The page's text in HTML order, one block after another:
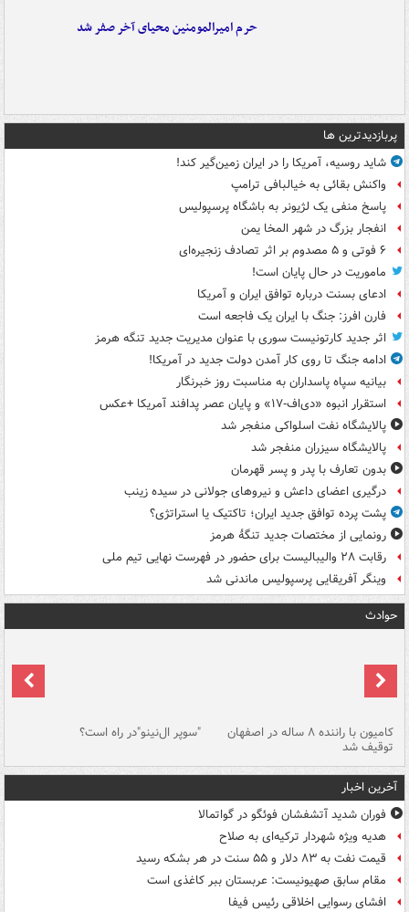
حرم امیرالمومنین محیای آخر صفر شد
پربازدیدترین ها
شاید روسیه، آمریکا را در ایران زمین‌گیر کند!
واکنش بقائی به خیالبافی ترامپ
پاسخ منفی یک لژیونر به باشگاه پرسپولیس
انفجار بزرگ در شهر المخا یمن
۶ فوتی و ۵ مصدوم بر اثر تصادف زنجیره‌ای
ماموریت در حال پایان است!
ادعای بسنت درباره توافق ایران و آمریکا
فارن افرز: جنگ با ایران یک فاجعه است
اثر جدید کارتونیست سوری با عنوان مدیریت جدید تنگه هرمز
ادامه جنگ تا روی کار آمدن دولت جدید در آمریکا!
بیانیه سپاه پاسداران به مناسبت روز خبرنگار
استقرار انبوه «دی‌اف‑۱۷» و پایان عصر پدافند آمریکا +عکس
پالایشگاه نفت اسلواکی منفجر شد
پالایشگاه سیزران منفجر شد
بدون تعارف با پدر و پسر قهرمان
درگیری اعضای داعش و نیروهای جولانی در سیده زینب
پشت پرده توافق جدید ایران؛ تاکتیک یا استراتژی؟
رونمایی از مختصات جدید تنگۀ هرمز
رقابت ۲۸ والیبالیست برای حضور در فهرست نهایی تیم ملی
وینگر آفریقایی پرسپولیس ماندنی شد
حوادث
کامیون با راننده ۸ ساله در اصفهان
توقیف شد
"سوپر ال‌نینو"در راه است؟
آخرین اخبار
فوران شدید آتشفشان فوئگو در گواتمالا
هدیه ویژه شهردار ترکیه‌ای به صلاح
قیمت نفت به ۸۳ دلار و ۵۵ سنت در هر بشکه رسید
مقام سابق صهیونیست: عربستان ببر کاغذی است
افشای رسوایی اخلاقی رئیس فیفا